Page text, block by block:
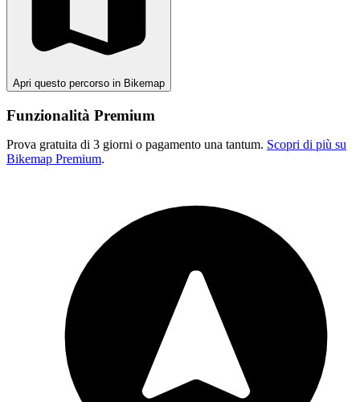
Apri questo percorso in Bikemap
Funzionalità Premium
Prova gratuita di 3 giorni o pagamento una tantum. Scopri di più su
Bikemap Premium.